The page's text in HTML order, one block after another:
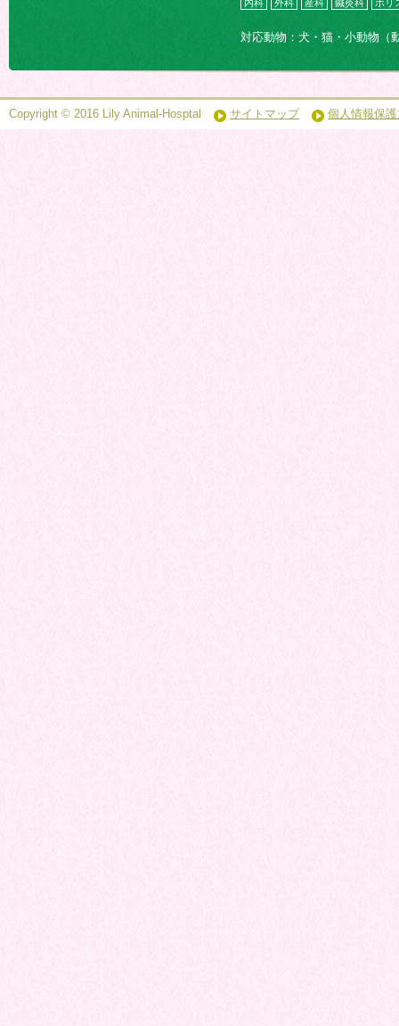
内科 外科 産科 鍼灸科 ホリ
対応動物：犬・猫・小動物（
Copyright © 2016 Lily Animal-Hosptal サイトマップ 個人情報保